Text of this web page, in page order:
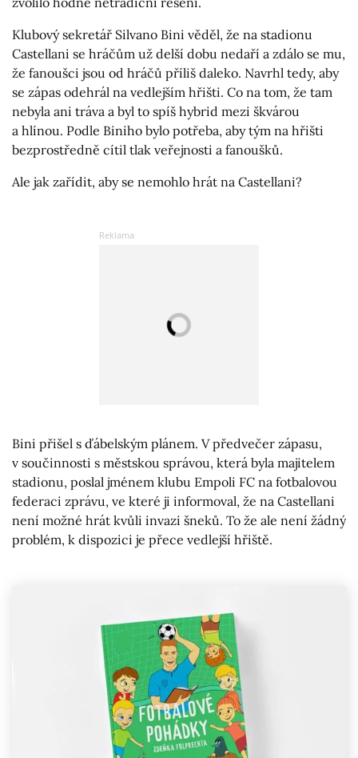
Klubový sekretář Silvano Bini věděl, že na stadionu
Castellani se hráčům už delší dobu nedaří a zdálo se mu,
že fanoušci jsou od hráčů příliš daleko. Navrhl tedy, aby
se zápas odehrál na vedlejším hřišti. Co na tom, že tam
nebyla ani tráva a byl to spíš hybrid mezi škvárou
a hlínou. Podle Biniho bylo potřeba, aby tým na hřišti
bezprostředně cítil tlak veřejnosti a fanoušků.
Ale jak zařídit, aby se nemohlo hrát na Castellani?
Bini přišel s ďábelským plánem. V předvečer zápasu,
v součinnosti s městskou správou, která byla majitelem
stadionu, poslal jménem klubu Empoli FC na fotbalovou
federaci zprávu, ve které ji informoval, že na Castellani
není možné hrát kvůli invazi šneků. To že ale není žádný
problém, k dispozici je přece vedlejší hřiště.